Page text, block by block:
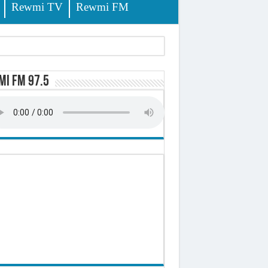
Rewmi TV Rewmi FM
FM 97.5